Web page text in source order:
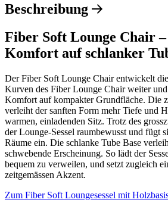
Beschreibung
Fiber Soft Lounge Chair
Komfort auf schlanker
Der Fiber Soft Lounge Chair entwickelt
Kurven des Fiber Lounge Chair weiter
Komfort auf kompakter Grundfläche. Die
verleiht der sanften Form mehr Tiefe und
warmen, einladenden Sitz. Trotz des
der Lounge-Sessel raumbewusst und fügt
Räume ein. Die schlanke Tube Base
schwebende Erscheinung. So lädt der
bequem zu verweilen, und setzt zugleich
zeitgemässen Akzent.
Zum Fiber Soft Loungesessel mit